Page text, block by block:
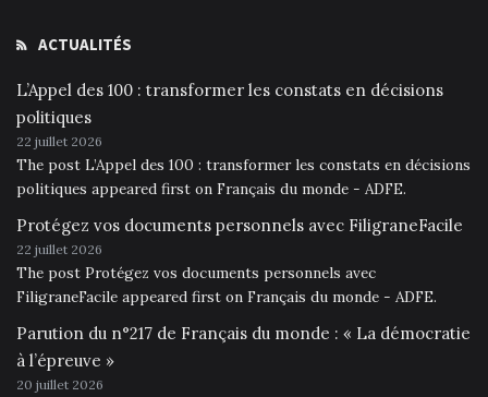
ACTUALITÉS
L’Appel des 100 : transformer les constats en décisions
politiques
22 juillet 2026
The post L’Appel des 100 : transformer les constats en décisions
politiques appeared first on Français du monde - ADFE.
Protégez vos documents personnels avec FiligraneFacile
22 juillet 2026
The post Protégez vos documents personnels avec
FiligraneFacile appeared first on Français du monde - ADFE.
Parution du n°217 de Français du monde : « La démocratie
à l’épreuve »
20 juillet 2026